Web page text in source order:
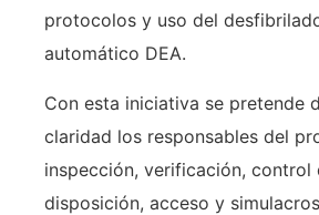
protocolos y uso del
automático DEA.
Con esta iniciativa se pretende
claridad los responsables del
inspección, verificación, control
disposición, acceso y